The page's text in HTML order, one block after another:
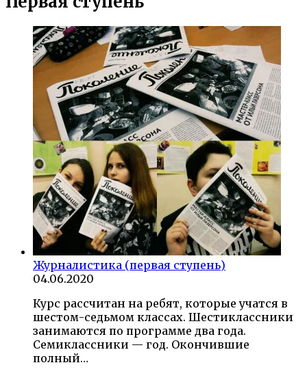
Журналистика (первая ступень)
04.06.2020
Курс рассчитан на ребят, которые учатся в
шестом-седьмом классах. Шестиклассники
занимаются по программе два года.
Семиклассники — год. Окончившие
полный…